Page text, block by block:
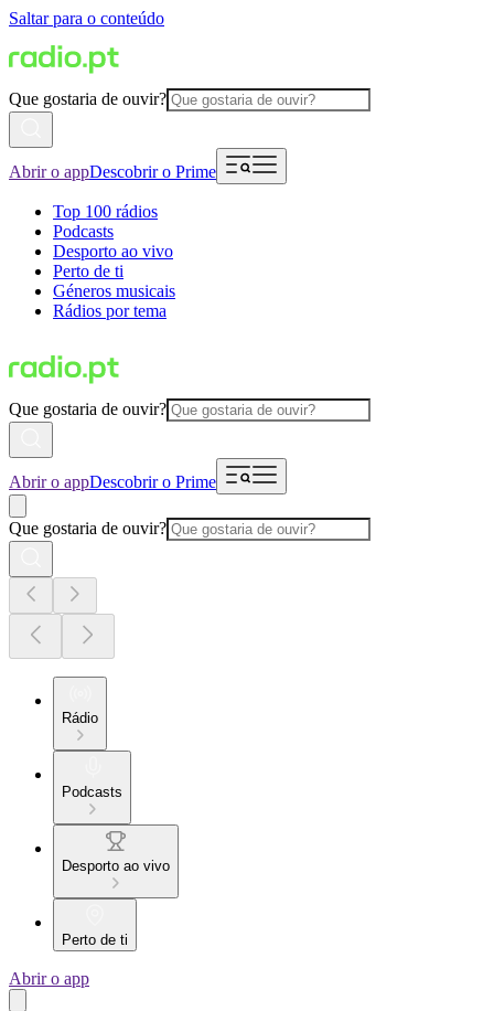
Saltar para o conteúdo
Que gostaria de ouvir?
Abrir o appDescobrir o Prime
Top 100 rádios
Podcasts
Desporto ao vivo
Perto de ti
Géneros musicais
Rádios por tema
Que gostaria de ouvir?
Abrir o appDescobrir o Prime
Que gostaria de ouvir?
Rádio
Podcasts
Desporto ao vivo
Perto de ti
Abrir o app